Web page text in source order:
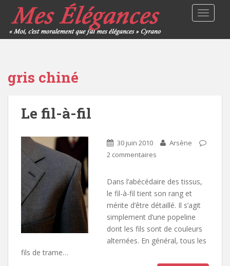
gris chiné
Le fil-à-fil
30 juin 2010
Arsène
2 commentaires
Dans l’abécédaire des tissus,
le fil-à-fil tient son rang et
mérite d’être détaillé. Il s’agit
simplement d’une popeline
dont les fils sont de couleurs
alternées. En général, tous les
fils de trame…